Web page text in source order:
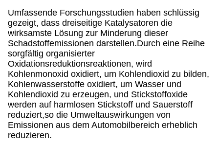
Umfassende Forschungsstudien haben schlüssig
gezeigt, dass dreiseitige Katalysatoren die
wirksamste Lösung zur Minderung dieser
Schadstoffemissionen darstellen.Durch eine Reihe
sorgfältig organisierter
Oxidationsreduktionsreaktionen, wird
Kohlenmonoxid oxidiert, um Kohlendioxid zu bilden,
Kohlenwasserstoffe oxidiert, um Wasser und
Kohlendioxid zu erzeugen, und Stickstoffoxide
werden auf harmlosen Stickstoff und Sauerstoff
reduziert,so die Umweltauswirkungen von
Emissionen aus dem Automobilbereich erheblich
reduzieren.